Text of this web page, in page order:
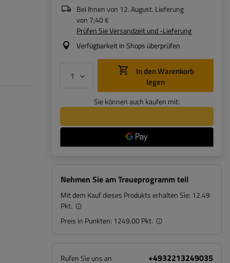
Bei Ihnen von 12. August. Lieferung
von 7,40 €
Prüfen Sie Versandzeit und -Lieferung
Verfügbarkeit in Shops überprüfen
legen
Sie können auch kaufen mit:
Nehmen Sie am Treueprogramm teil
Mit dem Kauf dieses Produkts erhalten Sie: 12.49
Pkt.
Preis in Punkten: 1249.00 Pkt.
Rufen Sie uns an +4932213249035